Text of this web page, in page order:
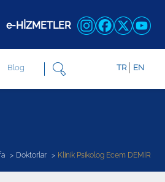
e-HİZMETLER
Blog TR EN
Doktorlar Klinik Psikolog Ecem DEMİR